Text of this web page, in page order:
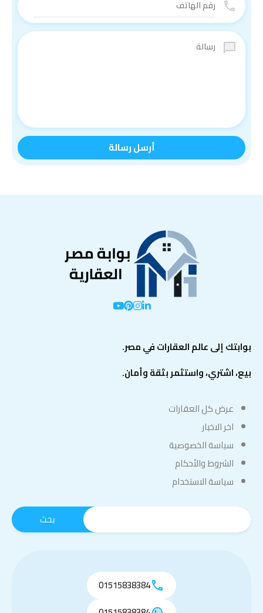
بوابتك إلى عالم العقارات في مصر.
بيع، اشتري، واستثمر بثقة وأمان.
عرض كل العقارات
اخر الاخبار
سياسة الخصوصية
الشروط والأحكام
سياسة الاستخدام
01515838384